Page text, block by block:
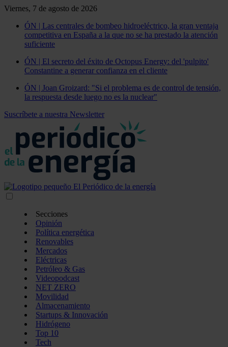
Viernes, 7 de agosto de 2026
ÓN | Las centrales de bombeo hidroeléctrico, la gran ventaja
competitiva en España a la que no se ha prestado la atención
suficiente
ÓN | El secreto del éxito de Octopus Energy: del 'pulpito'
Constantine a generar confianza en el cliente
ÓN | Joan Groizard: "Si el problema es de control de tensión,
la respuesta desde luego no es la nuclear"
Suscríbete a nuestra Newsletter
Secciones
Opinión
Política energética
Renovables
Mercados
Eléctricas
Petróleo & Gas
Videopodcast
NET ZERO
Movilidad
Almacenamiento
Startups & Innovación
Hidrógeno
Top 10
Tech